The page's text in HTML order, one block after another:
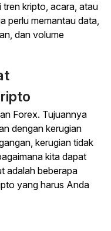
tren kripto, acara, atau
perlu memantau data,
dan volume
Forex. Tujuannya
dengan kerugian
kerugian tidak
kita dapat
adalah beberapa
yang harus Anda